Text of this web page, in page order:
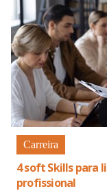
Carreira
4 soft Skills para
profissional